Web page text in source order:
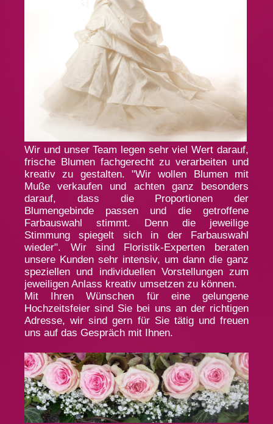
Wir und unser Team legen sehr viel Wert darauf,
frische Blumen fachgerecht zu verarbeiten und
kreativ zu gestalten. "Wir wollen Blumen mit
Muße verkaufen und achten ganz besonders
darauf, dass die Proportionen der
Blumengebinde passen und die getroffene
Farbauswahl stimmt. Denn die jeweilige
Stimmung spiegelt sich in der Farbauswahl
wieder". Wir sind Floristik-Experten beraten
unsere Kunden sehr intensiv, um dann die ganz
speziellen und individuellen Vorstellungen zum
jeweiligen Anlass kreativ umsetzen zu können.
Mit Ihren Wünschen für eine gelungene
Hochzeitsfeier sind Sie bei uns an der richtigen
Adresse, wir sind gern für Sie tätig und freuen
uns auf das Gespräch mit Ihnen.